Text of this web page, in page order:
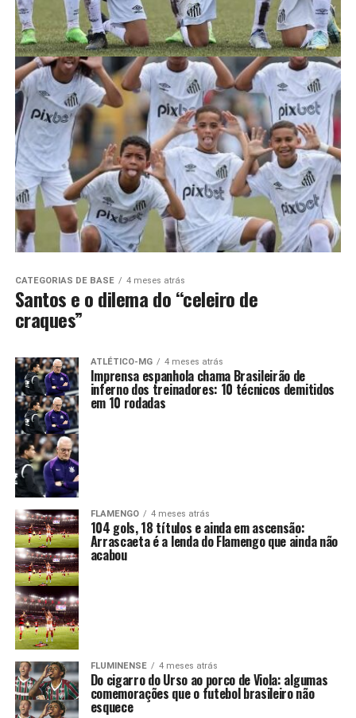
CATEGORIAS DE BASE 4 meses atrás
Santos e o dilema do “celeiro de
craques”
ATLÉTICO-MG 4 meses atrás
Imprensa espanhola chama Brasileirão de
inferno dos treinadores: 10 técnicos demitidos
em 10 rodadas
FLAMENGO 4 meses atrás
104 gols, 18 títulos e ainda em ascensão:
Arrascaeta é a lenda do Flamengo que ainda não
acabou
FLUMINENSE 4 meses atrás
Do cigarro do Urso ao porco de Viola: algumas
comemorações que o futebol brasileiro não
esquece